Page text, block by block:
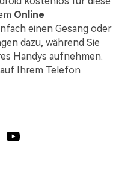
Online
einen Gesang oder
dazu, während Sie
Handys aufnehmen.
Ihrem Telefon